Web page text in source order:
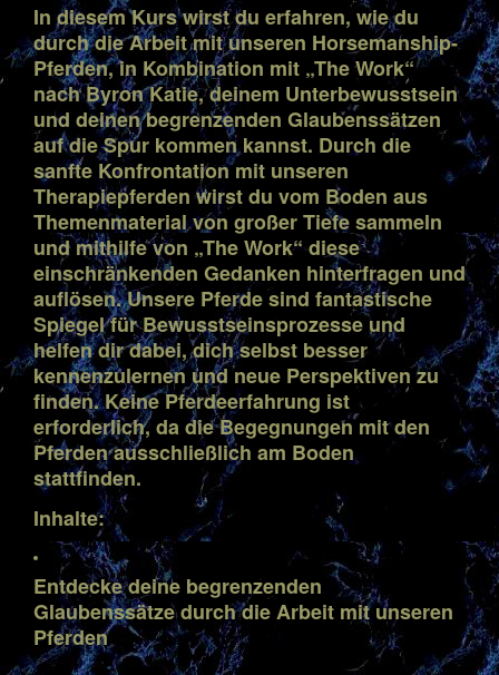
In diesem Kurs wirst du erfahren, wie du
durch die Arbeit mit unseren Horsemanship-
Pferden, in Kombination mit „The Work“
nach Byron Katie, deinem Unterbewusstsein
und deinen begrenzenden Glaubenssätzen
auf die Spur kommen kannst. Durch die
sanfte Konfrontation mit unseren
Therapiepferden wirst du vom Boden aus
Themenmaterial von großer Tiefe sammeln
und mithilfe von „The Work“ diese
einschränkenden Gedanken hinterfragen und
auflösen. Unsere Pferde sind fantastische
Spiegel für Bewusstseinsprozesse und
helfen dir dabei, dich selbst besser
kennenzulernen und neue Perspektiven zu
finden. Keine Pferdeerfahrung ist
erforderlich, da die Begegnungen mit den
Pferden ausschließlich am Boden
stattfinden.
Inhalte:
Entdecke deine begrenzenden
Glaubenssätze durch die Arbeit mit unseren
Pferden